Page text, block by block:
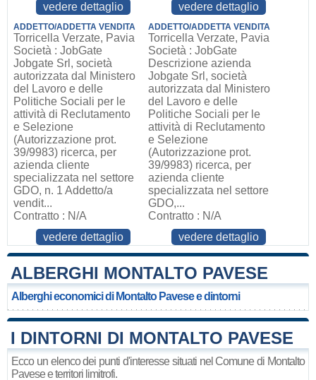
vedere dettaglio
vedere dettaglio
ADDETTO/ADDETTA VENDITA
Torricella Verzate, Pavia
Società : JobGate
Jobgate Srl, società
autorizzata dal Ministero
del Lavoro e delle
Politiche Sociali per le
attività di Reclutamento
e Selezione
(Autorizzazione prot.
39/9983) ricerca, per
azienda cliente
specializzata nel settore
GDO, n. 1 Addetto/a
vendit...
Contratto : N/A
vedere dettaglio
ADDETTO/ADDETTA VENDITA
Torricella Verzate, Pavia
Società : JobGate
Descrizione azienda
Jobgate Srl, società
autorizzata dal Ministero
del Lavoro e delle
Politiche Sociali per le
attività di Reclutamento
e Selezione
(Autorizzazione prot.
39/9983) ricerca, per
azienda cliente
specializzata nel settore
GDO,...
Contratto : N/A
vedere dettaglio
ALBERGHI MONTALTO PAVESE
Alberghi economici di Montalto Pavese e dintorni
I DINTORNI DI MONTALTO PAVESE
Ecco un elenco dei punti d'interesse situati nel Comune di Montalto
Pavese e territori limitrofi.